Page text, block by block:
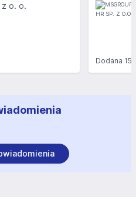
z o. o.
Dodana 15